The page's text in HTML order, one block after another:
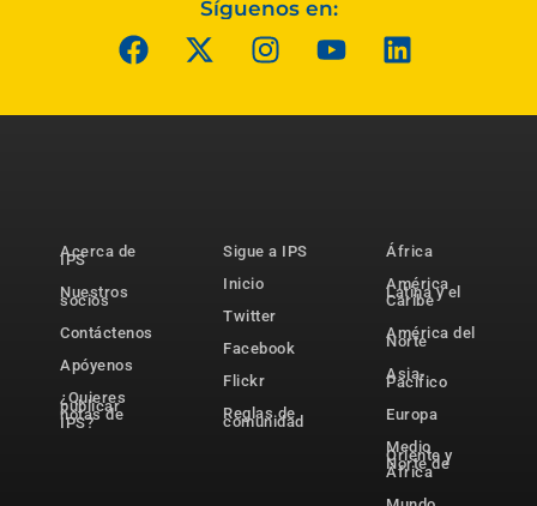
Síguenos en:
Acerca de
IPS
Nuestros
socios
Contáctenos
Apóyenos
¿Quieres
publicar
notas de
IPS?
Sigue a IPS
Inicio
Twitter
Facebook
Flickr
Reglas de
comunidad
África
América
Latina y el
Caribe
América del
Norte
Asia-
Pacífico
Europa
Medio
Oriente y
Norte de
África